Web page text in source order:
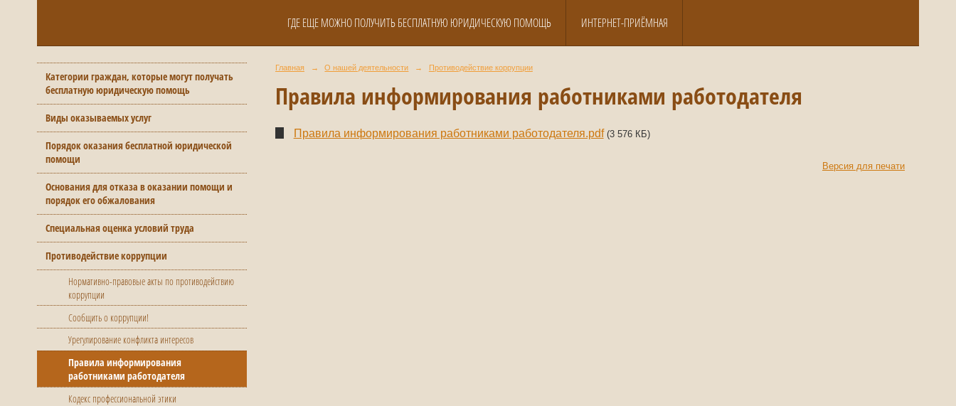
ГДЕ ЕЩЕ МОЖНО ПОЛУЧИТЬ БЕСПЛАТНУЮ ЮРИДИЧЕСКУЮ ПОМОЩЬ ИНТЕРНЕТ-ПРИЁМНАЯ
Категории граждан, которые могут получать
бесплатную юридическую помощь
Виды оказываемых услуг
Порядок оказания бесплатной юридической
помощи
Основания для отказа в оказании помощи и
порядок его обжалования
Специальная оценка условий труда
Противодействие коррупции
Нормативно-правовые акты по противодействию
коррупции
Сообщить о коррупции!
Урегулирование конфликта интересов
Правила информирования
работниками работодателя
Кодекс профессиональной этики
Главная → О нашей деятельности → Противодействие коррупции
Правила информирования работниками работодателя
Правила информирования работниками работодателя.pdf (3 576 КБ)
Версия для печати